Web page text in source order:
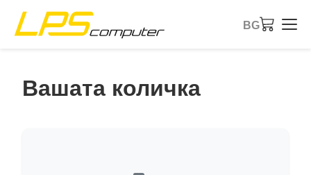
BG
Вашата количка